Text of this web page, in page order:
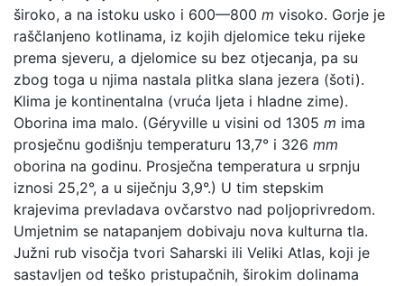
široko, a na istoku usko i 600—800 m visoko. Gorje je
raščlanjeno kotlinama, iz kojih djelomice teku rijeke
prema sjeveru, a djelomice su bez otjecanja, pa su
zbog toga u njima nastala plitka slana jezera (šoti).
Klima je kontinentalna (vruća ljeta i hladne zime).
Oborina ima malo. (Géryville u visini od 1305 m ima
prosječnu godišnju temperaturu 13,7° i 326 mm
oborina na godinu. Prosječna temperatura u srpnju
iznosi 25,2°, a u siječnju 3,9°.) U tim stepskim
krajevima prevladava ovčarstvo nad poljoprivredom.
Umjetnim se natapanjem dobivaju nova kulturna tla.
Južni rub visočja tvori Saharski ili Veliki Atlas, koji je
sastavljen od teško pristupačnih, širokim dolinama